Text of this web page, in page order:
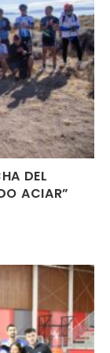
DEL
ACIAR”